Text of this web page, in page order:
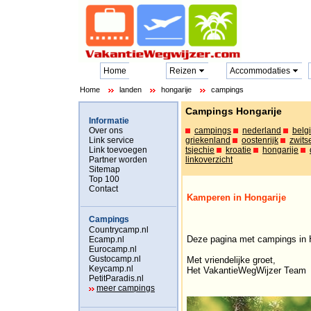
Home Reizen Accommodaties
Home landen hongarije campings
Informatie
Over ons
Link service
Link toevoegen
Partner worden
Sitemap
Top 100
Contact
Campings
Countrycamp.nl
Ecamp.nl
Eurocamp.nl
Gustocamp.nl
Keycamp.nl
PetitParadis.nl
meer campings
Campings Hongarije
campings nederland
griekenland
oostenrijk
tsjechie
kroatie hongarije
linkoverzicht
Kamperen in Hongarije
Deze pagina met campings
Met vriendelijke groet,
Het VakantieWegWijzer Team